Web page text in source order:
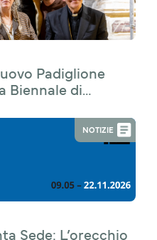
Padiglione
Biennale di
NOTIZIE
Sede: L’orecchio